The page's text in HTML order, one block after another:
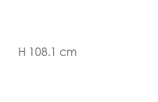
H 108.1 cm